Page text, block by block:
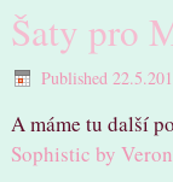
Šaty pro
Published
A máme tu další
Sophistic by